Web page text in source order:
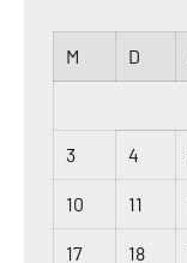
M
D
3 4
10 11
17 18